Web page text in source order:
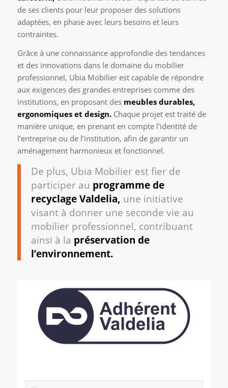
de ses clients pour leur proposer des solutions
adaptées, en phase avec leurs besoins et leurs
contraintes.
Grâce à une connaissance approfondie des tendances
et des innovations dans le domaine du mobilier
professionnel, Ubia Mobilier est capable de répondre
aux exigences des grandes entreprises comme des
institutions, en proposant des meubles durables,
ergonomiques et design.Chaque projet est traité de
manière unique, en prenant en compte l’identité de
l’entreprise ou de l’institution, afin de garantir un
aménagement harmonieux et fonctionnel.
De plus, Ubia Mobilier est fier de
participer au programme de
recyclage Valdelia, une initiative
visant à donner une seconde vie au
mobilier professionnel, contribuant
ainsi à la préservation de
l’environnement.